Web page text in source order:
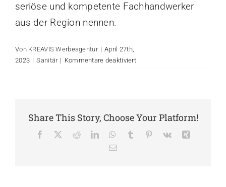
seriöse und kompetente Fachhandwerker
aus der Region nennen.
Von KREAVIS Werbeagentur | April 27th,
2023 | Sanitär | Kommentare deaktiviertfür
Share This Story, Choose Your Platform!
Facebook RedditLinkedInWhatsApp
Tumblr Pinterest
Vk
E-